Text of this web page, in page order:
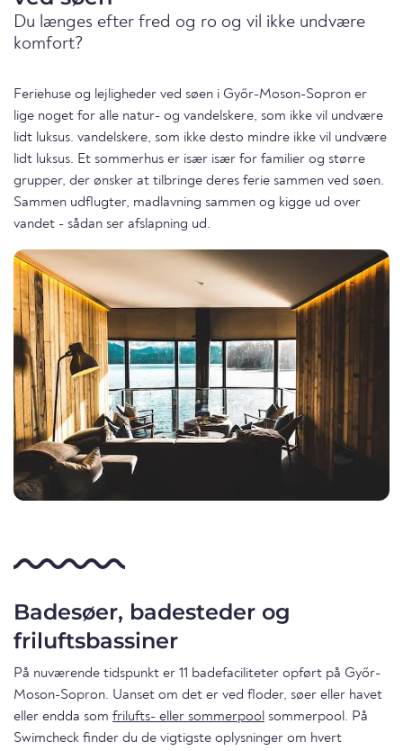
Du længes efter fred og ro og vil ikke undvære
komfort?
Feriehuse og lejligheder ved søen i Győr-Moson-Sopron er
lige noget for alle natur- og vandelskere, som ikke vil undvære
lidt luksus. vandelskere, som ikke desto mindre ikke vil undvære
lidt luksus. Et sommerhus er især især for familier og større
grupper, der ønsker at tilbringe deres ferie sammen ved søen.
Sammen udflugter, madlavning sammen og kigge ud over
vandet - sådan ser afslapning ud.
Badesøer, badesteder og
friluftsbassiner
På nuværende tidspunkt er 11 badefaciliteter opført på Győr-
Moson-Sopron. Uanset om det er ved floder, søer eller havet
eller endda som frilufts- eller sommerpool sommerpool. På
Swimcheck finder du de vigtigste oplysninger om hvert